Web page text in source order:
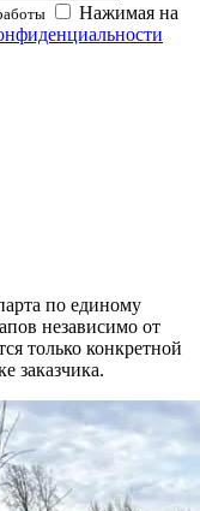
Нажимая на
по единому
независимо от
только конкретной
заказчика.